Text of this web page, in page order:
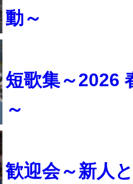
動～
短歌集～2026
～
歓迎会～新人